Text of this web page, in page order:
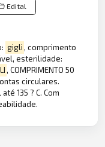
Edital
gigli, comprimento
esterilidade:
, COMPRIMENTO 50
circulares.
135 ? C. Com